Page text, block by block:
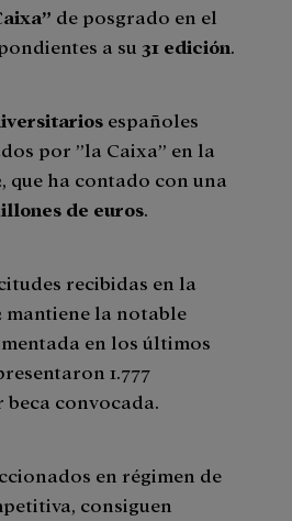
de posgrado en el
a su 31 edición.
españoles
por ”la Caixa” en la
que ha contado con una
de euros.
recibidas en la
mantiene la notable
en los últimos
1.777
beca convocada.
en régimen de
consiguen